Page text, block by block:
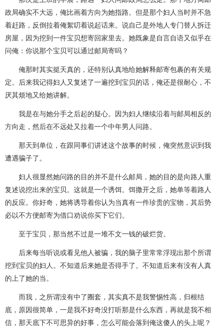
政局确实不大远，俺比画着方向为她指路。但是那个妇人当时并不急
着赶路，反倒拉着俺絮叨着说起话来。说自己是外地人专门替人拆迁
房屋，因为挖到一件宝贝想寄回家里去。她既象是自言自语又似乎在
问俺：你说那个宝贝可以通过邮局寄吗？
俺那时其实挺天真的，还特别认真地给她解释邮寄包裹的有关规
定。后来我记得妇人又复述了一遍挖到宝贝的话，俺还是很耐心，不
厌其烦地又给她讲解。
我是在与她分手之后起的疑心。因为妇人继续沿着与邮局相反的
方向走，然后在不远处又拉着一个中年男人问路。
那天到单位，在跟同事们讲述这个故事的时候，俺突然意识到我
遭遇骗子了。
妇人很显然她问路的目的并不是什么邮局，她的目的是向路人重
复述说挖出来的宝贝。这就是一个诱饵。饵撒开之后，她单等着路人
的反应。你好奇，她将诱导着你认为当真有一件珍贵的宝物，其后势
必以不方便邮寄为借口劝说你买下它们。
至于宝贝，那当然不过是一堆不文一钱的破烂货。
后来每当听说或看见他人被骗，我的脑子里常常浮现出那个所谓
挖到宝贝的妇人。不知道后来她是否得手了。不知道后来有没有人真
的上了她的当。
而我，之所谓没有中了圈套，其实真不是我警惕性高，归根结
底，原因很简单，一是我不好奇没打听那是什么东西，再就是我不相
信，那天底下不可思异的好事，怎么可能会落到俺这傻人的头上呢？